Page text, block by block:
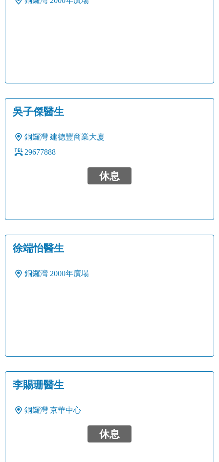
吳子傑醫生
銅鑼灣 建德豐商業大廈
29677888
休息
徐端怡醫生
銅鑼灣 2000年廣場
李賜珊醫生
銅鑼灣 京華中心
休息